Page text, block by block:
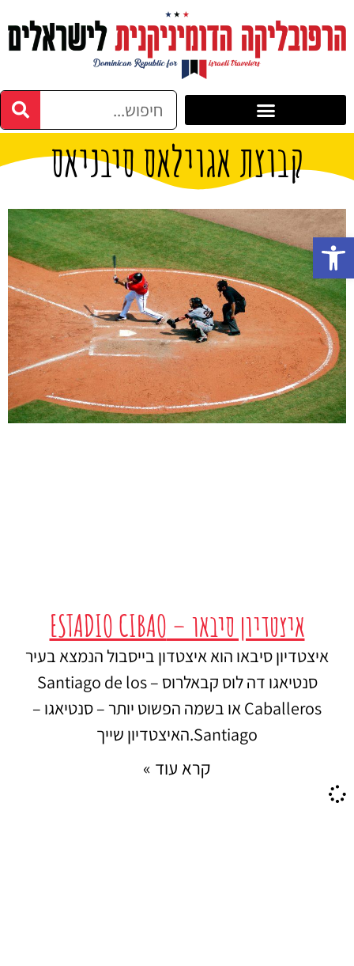
קבוצת אגוילאס סיבניאס
איצטדיון סיבאו – ESTADIO CIBAO
איצטדיון סיבאו הוא איצטדון בייסבול הנמצא בעיר
סנטיאגו דה לוס קבאלרוס – Santiago de los
Caballeros או בשמה הפשוט יותר – סנטיאגו –
Santiago.האיצטדיון שייך
קרא עוד »
פתח סרגל נגישות